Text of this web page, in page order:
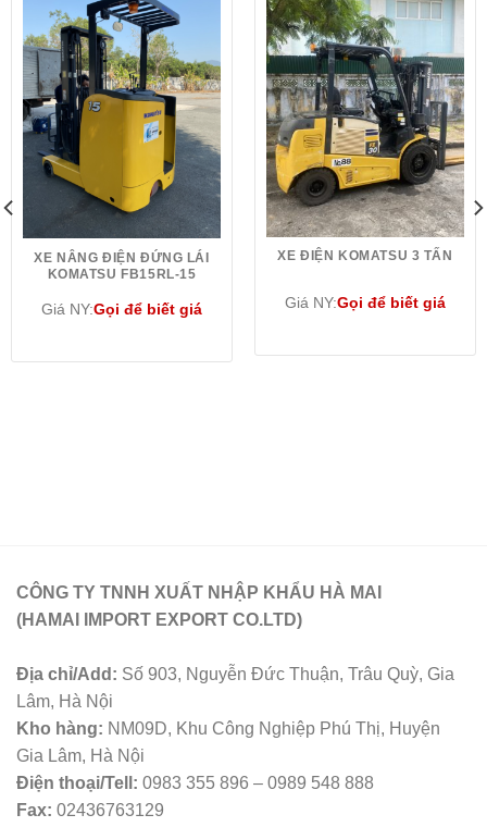
XE NÂNG ĐIỆN ĐỨNG LÁI
KOMATSU FB15RL-15
Giá NY:Gọi để biết giá
XE ĐIỆN KOMATSU 3 TẤN
Giá NY:Gọi để biết giá
CÔNG TY TNNH XUẤT NHẬP KHẨU HÀ MAI
(HAMAI IMPORT EXPORT CO.LTD)
Địa chỉ/Add: Số 903, Nguyễn Đức Thuận, Trâu Quỳ, Gia
Lâm, Hà Nội
Kho hàng: NM09D, Khu Công Nghiệp Phú Thị, Huyện
Gia Lâm, Hà Nội
Điện thoại/Tell: 0983 355 896 – 0989 548 888
Fax: 02436763129